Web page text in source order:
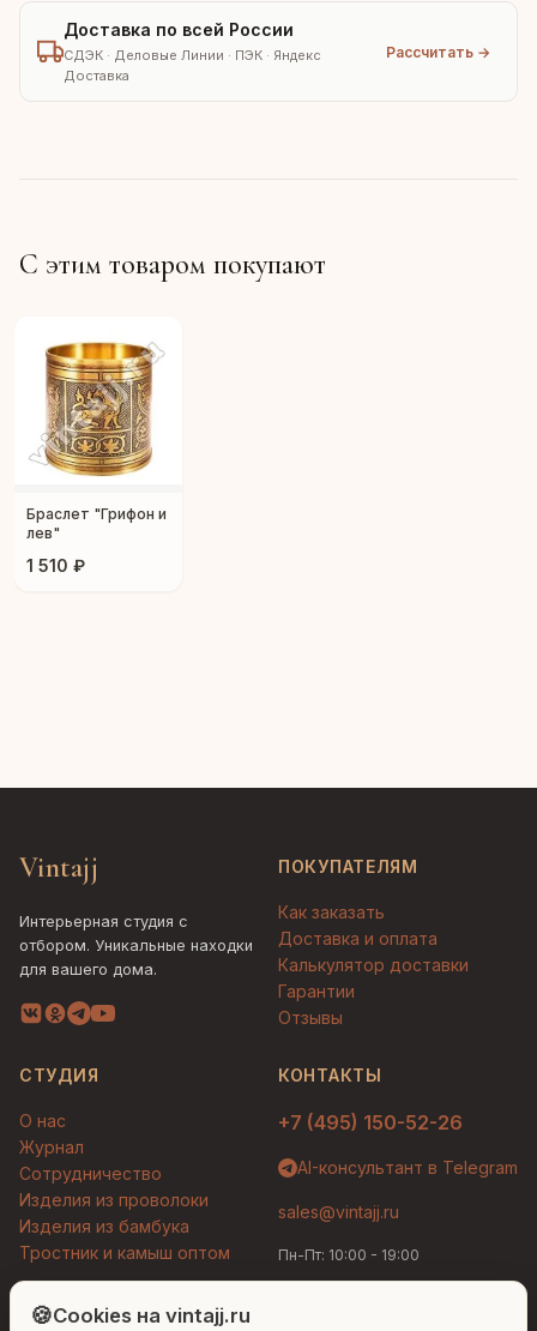
Доставка по всей России
СДЭК · Деловые Линии · ПЭК · Яндекс
Доставка
Рассчитать →
С этим товаром покупают
Браслет "Грифон и
лев"
1 510 ₽
Vintajj
Интерьерная студия с
отбором. Уникальные находки
для вашего дома.
ПОКУПАТЕЛЯМ
Как заказать
Доставка и оплата
Калькулятор доставки
Гарантии
Отзывы
СТУДИЯ
О нас
Журнал
Сотрудничество
Изделия из проволоки
Изделия из бамбука
Тростник и камыш оптом
КОНТАКТЫ
+7 (495) 150-52-26
AI-консультант в Telegram
sales@vintajj.ru
Пн-Пт: 10:00 - 19:00
🍪Cookies на vintajj.ru
Людмила